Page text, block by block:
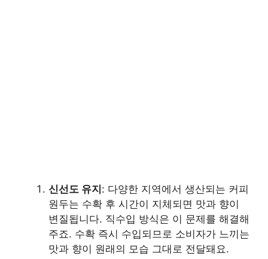
신선도 유지: 다양한 지역에서 생산되는 커피
원두는 수확 후 시간이 지체되면 맛과 향이
변질됩니다. 직수입 방식은 이 문제를 해결해
주죠. 수확 즉시 수입되므로 소비자가 느끼는
맛과 향이 원래의 모습 그대로 전달돼요.